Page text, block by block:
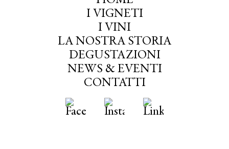
I VIGNETI
I VINI
LA NOSTRA STORIA
DEGUSTAZIONI
NEWS & EVENTI
CONTATTI